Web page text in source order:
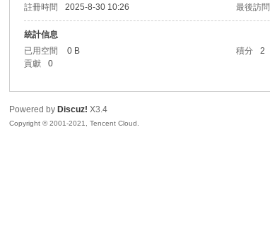
註冊時間
2025-8-30 10:26 最後訪問
統計信息
已用空間
0 B 積分 2
貢獻
0
Powered by Discuz! X3.4
Copyright © 2001-2021, Tencent Cloud.